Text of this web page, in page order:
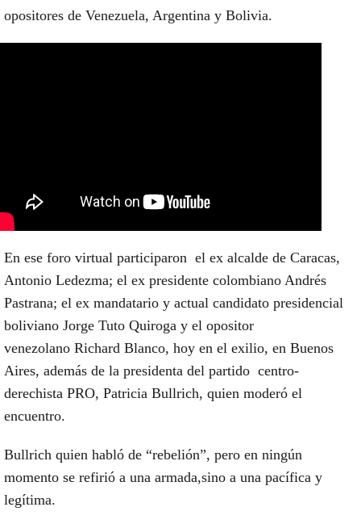
opositores de Venezuela, Argentina y Bolivia.
En ese foro virtual participaron el ex alcalde de Caracas,
Antonio Ledezma; el ex presidente colombiano Andrés
Pastrana; el ex mandatario y actual candidato presidencial
boliviano Jorge Tuto Quiroga y el opositor
venezolano Richard Blanco, hoy en el exilio, en Buenos
Aires, además de la presidenta del partido centro-
derechista PRO, Patricia Bullrich, quien moderó el
encuentro.
Bullrich quien habló de “rebelión”, pero en ningún
momento se refirió a una armada,sino a una pacífica y
legítima.